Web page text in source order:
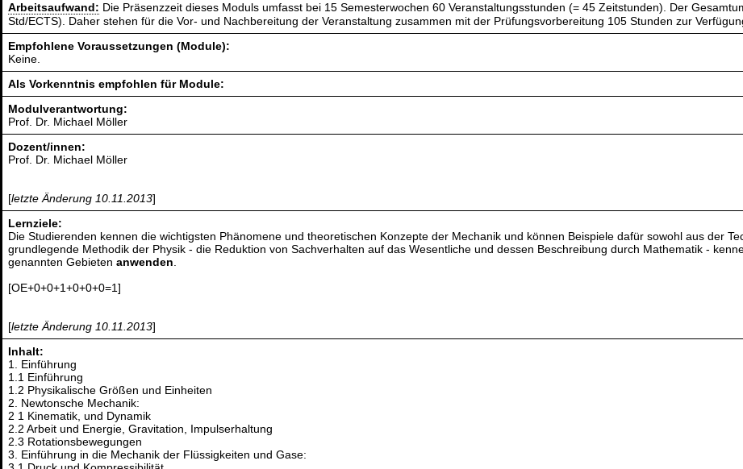
Arbeitsaufwand: Die Präsenzzeit dieses Moduls umfasst bei 15 Semesterwochen 60 Veranstaltungsstunden (= 45 Zeitstunden). Der
Std/ECTS). Daher stehen für die Vor- und Nachbereitung der Veranstaltung zusammen mit der Prüfungsvorbereitung 105 Stunden zur
Empfohlene Voraussetzungen (Module):
Keine.
Als Vorkenntnis empfohlen für Module:
Modulverantwortung:
Prof. Dr. Michael Möller
Dozent/innen:
Prof. Dr. Michael Möller
[letzte Änderung 10.11.2013]
Lernziele:
Die Studierenden kennen die wichtigsten Phänomene und theoretischen Konzepte der Mechanik und können Beispiele dafür sowohl aus der
grundlegende Methodik der Physik - die Reduktion von Sachverhalten auf das Wesentliche und dessen Beschreibung durch Mathematik -
genannten Gebietenanwenden.
[OE+0+0+1+0+0+0=1]
[letzte Änderung 10.11.2013]
Inhalt:
1. Einführung
1.1 Einführung
1.2 Physikalische Größen und Einheiten
2. Newtonsche Mechanik:
2 1 Kinematik, und Dynamik
2.2 Arbeit und Energie, Gravitation, Impulserhaltung
2.3 Rotationsbewegungen
3. Einführung in die Mechanik der Flüssigkeiten und Gase: